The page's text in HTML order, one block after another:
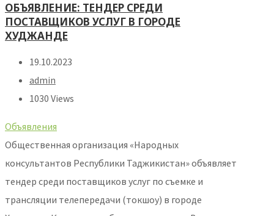
ОБЪЯВЛЕНИЕ: ТЕНДЕР СРЕДИ
ПОСТАВЩИКОВ УСЛУГ В ГОРОДЕ
ХУДЖАНДЕ
19.10.2023
admin
1030 Views
Объявления
Общественная организация «Народных
консультантов Республики Таджикистан» объявляет
тендер среди поставщиков услуг по съемке и
трансляции телепередачи (токшоу) в городе